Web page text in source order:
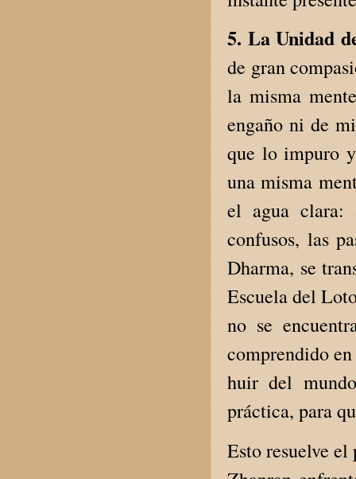
5. La Unidad
de gran
la misma
engaño ni de
que lo impuro
una misma
el agua clara:
confusos, las
Dharma, se
Escuela del
no se
comprendido
huir del
práctica, para
Esto resuelve